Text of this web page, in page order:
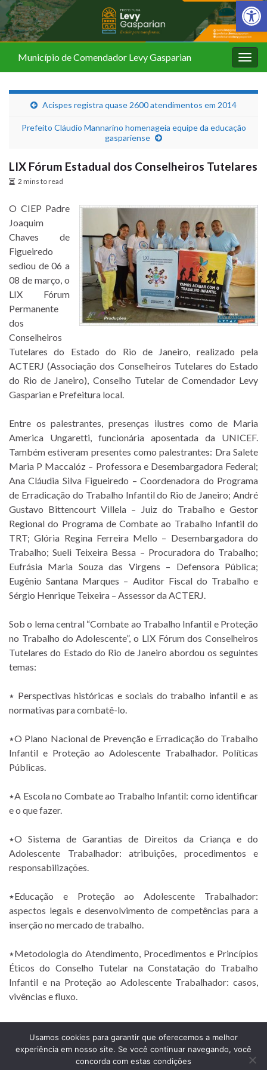
Barra de
Município de Comendador Levy Gasparian
Acispes registra quase 2600 atendimentos em 2014
Prefeito Cláudio Mannarino homenageia equipe da educação
gaspariense
LIX Fórum Estadual dos Conselheiros Tutelares
2 mins to read
O CIEP Padre
Joaquim
Chaves de
Figueiredo
sediou de 06 a
08 de março, o
LIX Fórum
Permanente
dos
Conselheiros
Tutelares do Estado do Rio de Janeiro, realizado pela
ACTERJ (Associação dos Conselheiros Tutelares do Estado
do Rio de Janeiro), Conselho Tutelar de Comendador Levy
Gasparian e Prefeitura local.
Entre os palestrantes, presenças ilustres como de Maria
America Ungaretti, funcionária aposentada da UNICEF.
Também estiveram presentes como palestrantes: Dra Salete
Maria P Maccalóz – Professora e Desembargadora Federal;
Ana Cláudia Silva Figueiredo – Coordenadora do Programa
de Erradicação do Trabalho Infantil do Rio de Janeiro; André
Gustavo Bittencourt Villela – Juiz do Trabalho e Gestor
Regional do Programa de Combate ao Trabalho Infantil do
TRT; Glória Regina Ferreira Mello – Desembargadora do
Trabalho; Sueli Teixeira Bessa – Procuradora do Trabalho;
Eufrásia Maria Souza das Virgens – Defensora Pública;
Eugênio Santana Marques – Auditor Fiscal do Trabalho e
Sérgio Henrique Teixeira – Assessor da ACTERJ.
Sob o lema central “Combate ao Trabalho Infantil e Proteção
no Trabalho do Adolescente”, o LIX Fórum dos Conselheiros
Tutelares do Estado do Rio de Janeiro abordou os seguintes
temas:
٭ Perspectivas históricas e sociais do trabalho infantil e as
normativas para combatê-lo.
٭O Plano Nacional de Prevenção e Erradicação do Trabalho
Infantil e Proteção ao Adolescente Trabalhador. Políticas
Públicas.
٭A Escola no Combate ao Trabalho Infantil: como identificar
e o que fazer.
٭O Sistema de Garantias de Direitos da Criança e do
Adolescente Trabalhador: atribuições, procedimentos e
responsabilizações.
٭Educação e Proteção ao Adolescente Trabalhador:
aspectos legais e desenvolvimento de competências para a
inserção no mercado de trabalho.
٭Metodologia do Atendimento, Procedimentos e Princípios
Éticos do Conselho Tutelar na Constatação do Trabalho
Infantil e na Proteção ao Adolescente Trabalhador: casos,
vivências e fluxo.
Prefeitura Municipal de Comendador Levy Gasparian
Est União Indústria, S/Nº, KM 131 Exposição, Comendador Levy Gasparian /RJ –
Usamos cookies para garantir que oferecemos a melhor
experiência em nosso site. Se você continuar navegando, você
concorda com estas condições